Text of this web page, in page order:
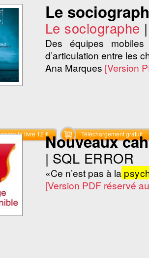
Le
Le sociographe
Des équipes
d’articulation entre les
Ana Marques [Version
le livre 12 € Téléchargement gratuit
Nouveaux
| SQL ERROR
«Ce n’est pas à la
[Version PDF réservé